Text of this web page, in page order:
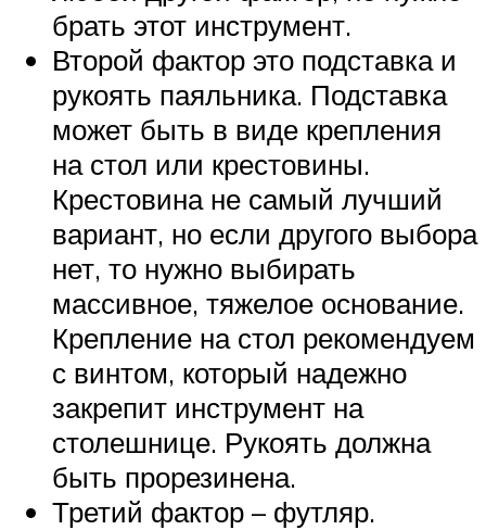
брать этот инструмент.
Второй фактор это подставка и
рукоять паяльника. Подставка
может быть в виде крепления
на стол или крестовины.
Крестовина не самый лучший
вариант, но если другого выбора
нет, то нужно выбирать
массивное, тяжелое основание.
Крепление на стол рекомендуем
с винтом, который надежно
закрепит инструмент на
столешнице. Рукоять должна
быть прорезинена.
Третий фактор – футляр.